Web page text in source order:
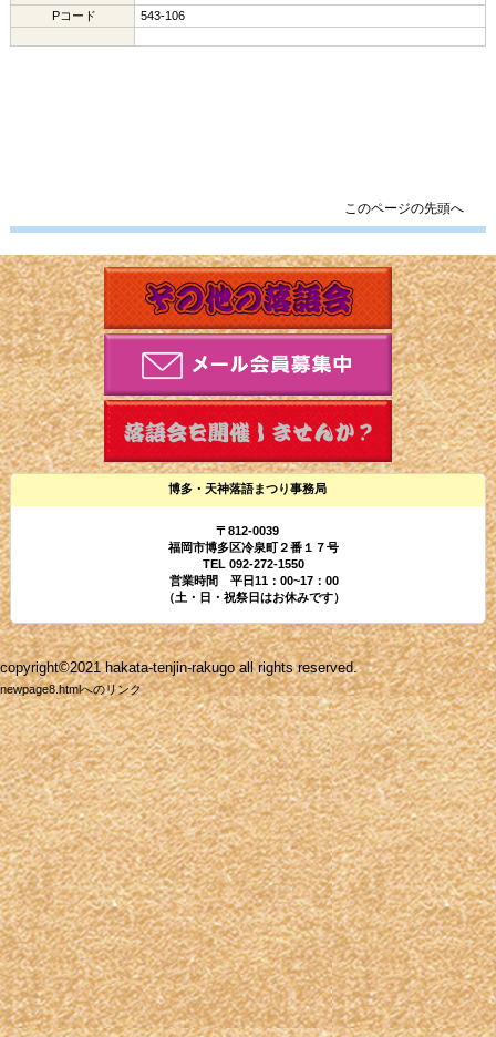
Pコード 543-106
このページの先頭へ
博多・天神落語まつり事務局
〒812-0039
福岡市博多区冷泉町２番１７号
TEL 092-272-1550
営業時間 平日11：00~17：00
（土・日・祝祭日はお休みです）
copyright©2021 hakata-tenjin-rakugo all rights reserved.
newpage8.htmlへのリンク